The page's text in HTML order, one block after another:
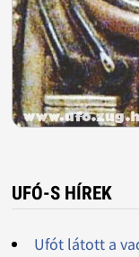
UFÓ-S HÍREK
Ufót látott a